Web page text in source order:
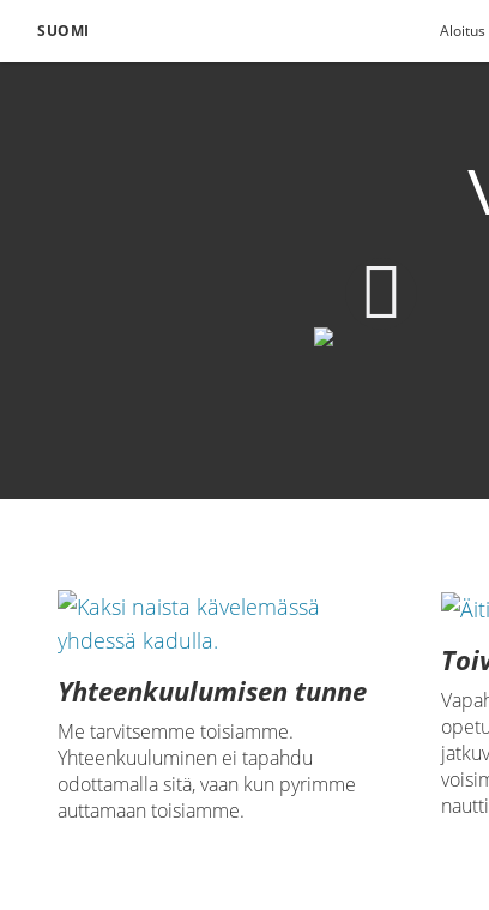
SUOMI Aloitus
Yhteenkuulumisen tunne
Me tarvitsemme toisiamme.
Yhteenkuuluminen ei tapahdu
odottamalla sitä, vaan kun pyrimme
auttamaan toisiamme.